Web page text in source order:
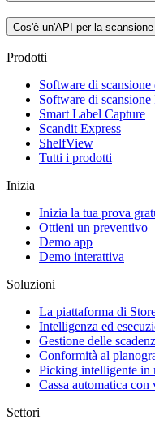
Cos'è un'API per la
Prodotti
Software di
Software di scansione
Smart Label Capture
Scandit Express
ShelfView
Tutti i prodotti
Inizia
Inizia la tua prova
Ottieni un preventivo
Demo app
Demo interattiva
Soluzioni
La piattaforma di
Intelligenza ed
Gestione delle
Conformità al
Picking intelligente in
Cassa automatica
Settori